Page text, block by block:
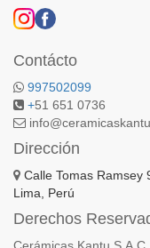
Contácto
997502099
+51 651 0736
Dirección
Calle Tomas Ramsey
Lima, Perú
Derechos